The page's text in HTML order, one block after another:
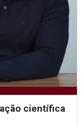
científica